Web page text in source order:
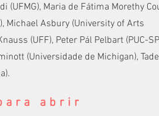
(UFMG), Maria de Fátima Morethy
Michael Asbury (University of Arts
(UFF), Peter Pál Pelbart (PUC-
(Universidade de Michigan),
abrir